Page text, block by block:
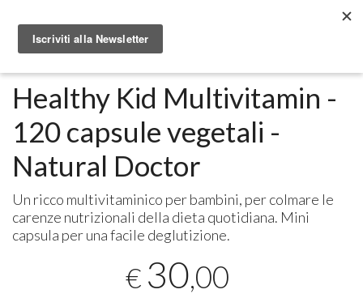
Healthy Kid Multivitamin -
120 capsule vegetali -
Natural Doctor
Un ricco multivitaminico per bambini, per colmare le
carenze nutrizionali della dieta quotidiana. Mini
capsula per una facile deglutizione.
€ 30,00